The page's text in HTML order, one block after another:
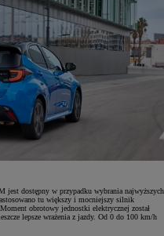
dostępny w przypadku wybrania najwyższych
tu większy i mocniejszy silnik
obrotowy jednostki elektrycznej został
lepsze wrażenia z jazdy. Od 0 do 100 km/h